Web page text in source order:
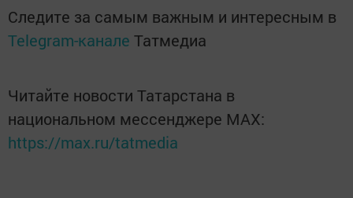
Следите за самым важным и интересным в
Telegram-канале Татмедиа
Читайте новости Татарстана в
национальном мессенджере MАХ:
https://max.ru/tatmedia